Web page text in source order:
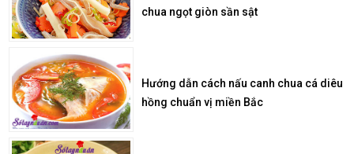
chua ngọt giòn sần sật
Hướng dẫn cách nấu canh chua cá diêu
hồng chuẩn vị miền Bắc